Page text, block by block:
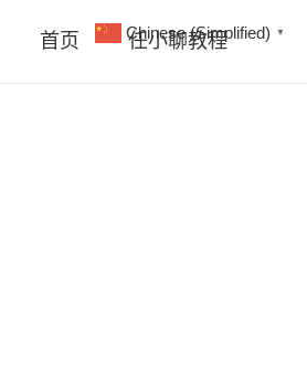
首页 任小聊教程
Chinese (Simplified) ▼